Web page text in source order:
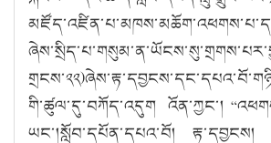
གི་ཚུལ་དུ་བཀོད་འདུག འོན་ཀྱང་། “
ཡང་།སློབ་དཔོན་དཔའ་བོ། རྟ་དབྱངས།